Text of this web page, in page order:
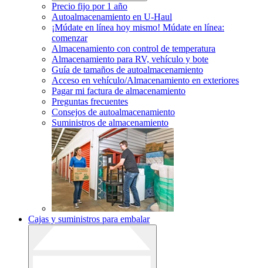
Precio fijo por 1 año
Autoalmacenamiento en U-Haul
¡Múdate en línea hoy mismo! Múdate en línea:
comenzar
Almacenamiento con control de temperatura
Almacenamiento para RV, vehículo y bote
Guía de tamaños de autoalmacenamiento
Acceso en vehículo/Almacenamiento en exteriores
Pagar mi factura de almacenamiento
Preguntas frecuentes
Consejos de autoalmacenamiento
Suministros de almacenamiento
Cajas y suministros para embalar